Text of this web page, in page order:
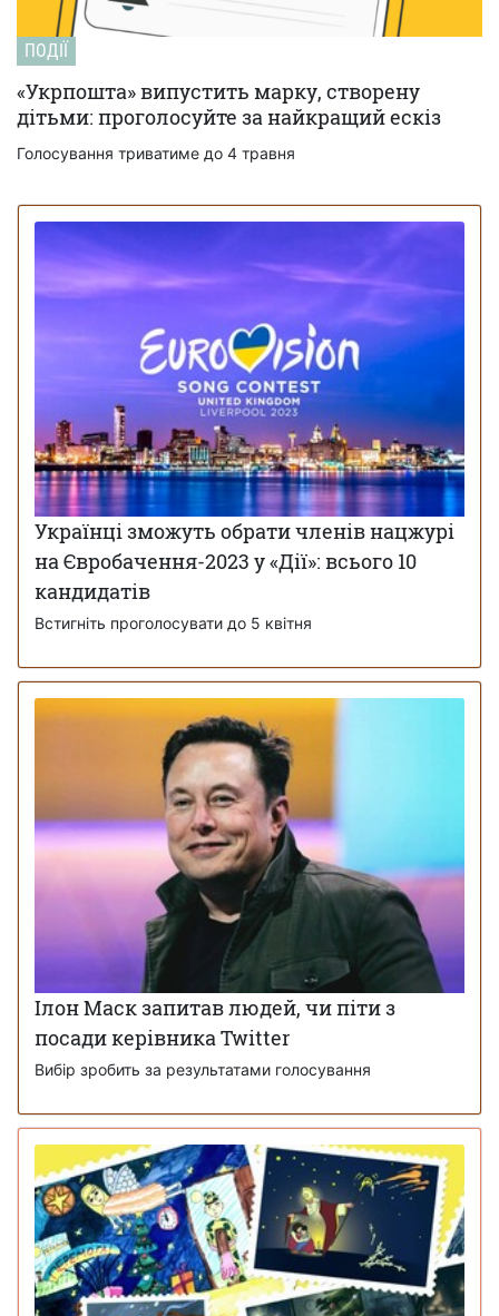
ПОДІЇ
«Укрпошта» випустить марку, створену
дітьми: проголосуйте за найкращий ескіз
Голосування триватиме до 4 травня
Українці зможуть обрати членів нацжурі
на Євробачення-2023 у «Дії»: всього 10
кандидатів
Встигніть проголосувати до 5 квітня
Ілон Маск запитав людей, чи піти з
посади керівника Twitter
Вибір зробить за результатами голосування